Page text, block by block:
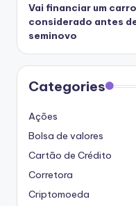
Vai financiar um
considerado antes
seminovo
Categories
Ações
Bolsa de valores
Cartão de Crédito
Corretora
Criptomoeda